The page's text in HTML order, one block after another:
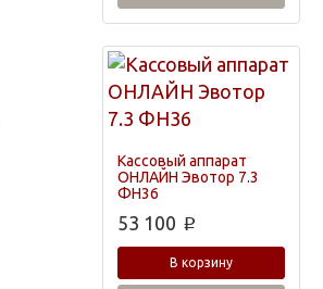
Кассовый аппарат
ОНЛАЙН Эвотор 7.3
ФН36
53 100 p
В корзину